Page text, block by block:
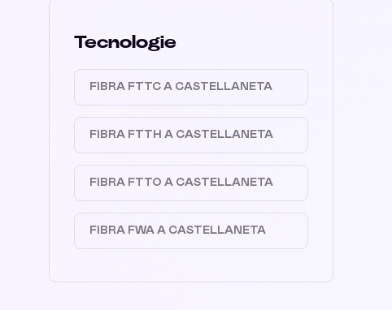
Tecnologie
FIBRA FTTC A CASTELLANETA
FIBRA FTTH A CASTELLANETA
FIBRA FTTO A CASTELLANETA
FIBRA FWA A CASTELLANETA